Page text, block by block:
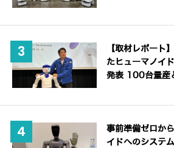
【取材レポート
たヒューマノイ
発表 100台量産
事前準備ゼロか
イドへのシステ